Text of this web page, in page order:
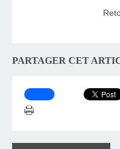
PARTAGER CET